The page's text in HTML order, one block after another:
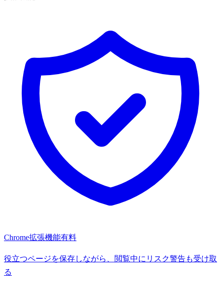
Chrome拡張機能有料
役立つページを保存しながら、閲覧中にリスク警告も受け取
る